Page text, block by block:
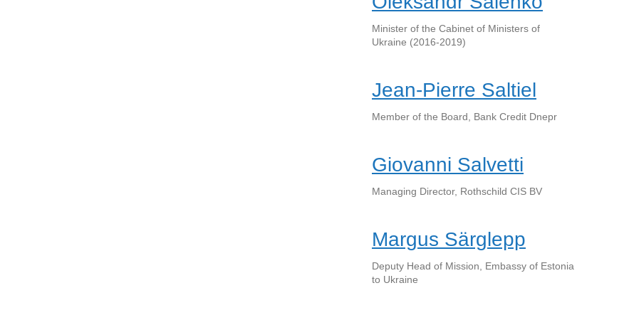
Minister of the Cabinet of Ministers of
Ukraine (2016-2019)
Jean-Pierre Saltiel
Member of the Board, Bank Credit Dnepr
Giovanni Salvetti
Managing Director, Rothschild CIS BV
Margus Särglepp
Deputy Head of Mission, Embassy of Estonia
to Ukraine